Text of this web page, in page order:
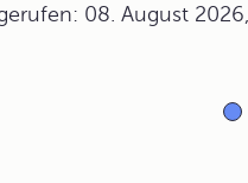
08. August